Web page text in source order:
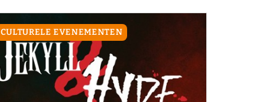
CULTURELE EVENEMENTEN